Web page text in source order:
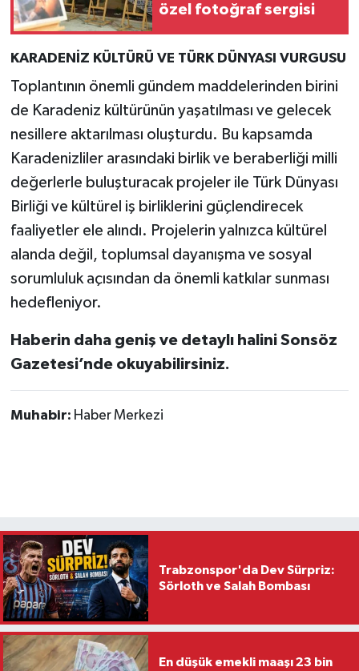
özel fotoğraf sergisi
KARADENİZ KÜLTÜRÜ VE TÜRK DÜNYASI VURGUSU
Toplantının önemli gündem maddelerinden birini
de Karadeniz kültürünün yaşatılması ve gelecek
nesillere aktarılması oluşturdu. Bu kapsamda
Karadenizliler arasındaki birlik ve beraberliği milli
değerlerle buluşturacak projeler ile Türk Dünyası
Birliği ve kültürel iş birliklerini güçlendirecek
faaliyetler ele alındı. Projelerin yalnızca kültürel
alanda değil, toplumsal dayanışma ve sosyal
sorumluluk açısından da önemli katkılar sunması
hedefleniyor.
Haberin daha geniş ve detaylı halini Sonsöz
Gazetesi’nde okuyabilirsiniz.
Muhabir: Haber Merkezi
Trabzonspor'da Dev Sürpriz:
Sörloth ve Salah Bombası
En düşük emekli maaşı 23 bin